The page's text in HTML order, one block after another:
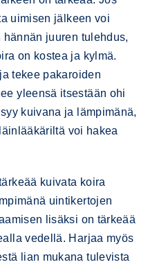
uimisen jälkeen voi
juuren tulehdus,
on kostea ja kylmä.
tekee pakaroiden
yleensä itsestään ohi
kuivana ja lämpimänä,
voi hakea
kuivata koira
uintikertojen
lisäksi on tärkeää
vedellä. Harjaa myös
lian mukana tulevista